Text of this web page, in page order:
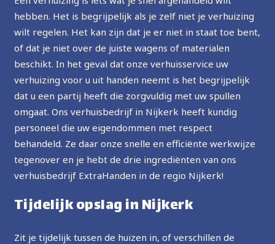
hebben. Het is begrijpelijk als je zelf niet je verhuizing
wilt regelen. Het kan zijn dat je er niet in staat toe bent,
of dat je niet over de juiste wagens of materialen
beschikt. In het geval dat onze verhuisservice uw
verhuizing voor u uit handen neemt is het begrijpelijk
dat u een partij heeft die zorgvuldig met uw spullen
omgaat. Ons verhuisbedrijf in Nijkerk heeft kundig
personeel die uw eigendommen met respect
behandeld. Ze daar onze snelle en efficiënte werkwijze
tegenover en je hebt de drie ingrediënten van ons
verhuisbedrijf ExtraHanden in de regio Nijkerk!
Tijdelijk opslag in Nijkerk
Zit je tijdelijk tussen de huizen in, of verschillen de